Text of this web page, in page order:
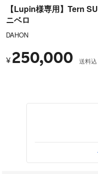
【Lupin様専用】Tern
ニベロ
DAHON
¥ 250,000 送料込